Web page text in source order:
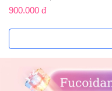
900.000 đ